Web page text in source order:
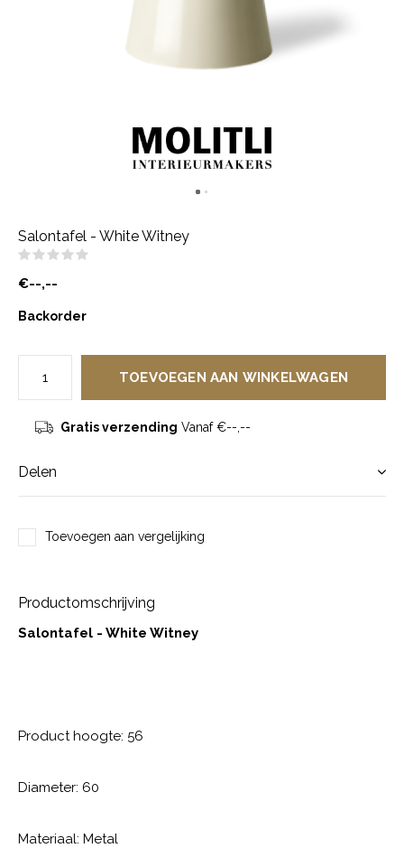
Salontafel - White Witney
€--,--
Backorder
TOEVOEGEN AAN WINKELWAGEN
Gratis verzending Vanaf €--,--
Delen
Toevoegen aan vergelijking
Productomschrijving
Salontafel - White Witney
Product hoogte: 56
Diameter: 60
Materiaal: Metal